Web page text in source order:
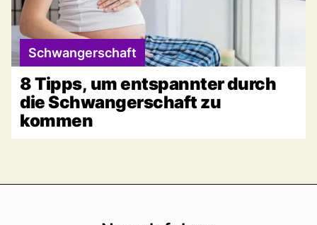
Schwangerschaft
8 Tipps, um entspannter durch
die Schwangerschaft zu
kommen